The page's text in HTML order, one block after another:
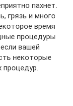
пахнет.
грязь и много
время
процедуры
вашей
некоторые
процедур.